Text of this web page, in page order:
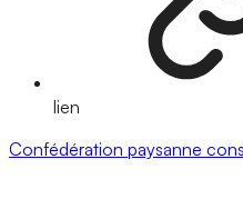
lien
Confédération paysanne